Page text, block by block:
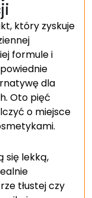
który zyskuje
formule i
dla
Oto pięć
o miejsce
się lekką,
tłustej czy